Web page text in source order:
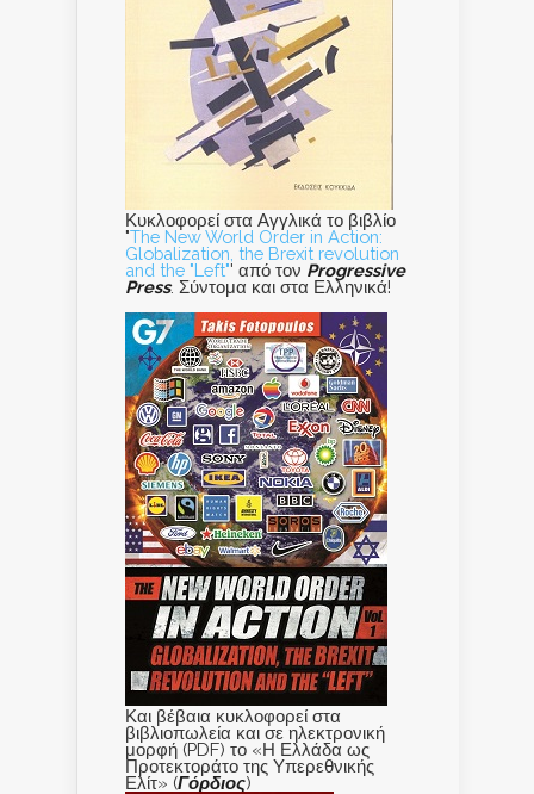
Κυκλοφορεί στα Αγγλικά το βιβλίο
"The New World Order in Action:
Globalization, the Brexit revolution
and the "Left"' από τον Progressive
Press. Σύντομα και στα Ελληνικά!
Και βέβαια κυκλοφορεί στα
βιβλιοπωλεία και σε ηλεκτρονική
μορφή (PDF) το «Η Ελλάδα ως
Προτεκτοράτο της Υπερεθνικής
Ελίτ» (Γόρδιος)